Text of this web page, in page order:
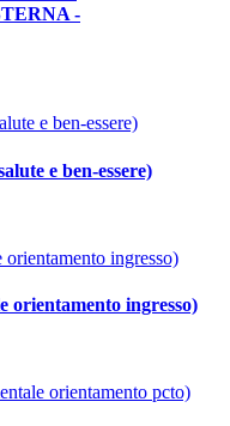
-
e ben-essere)
orientamento ingresso)